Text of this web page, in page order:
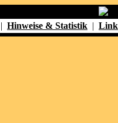
| Hinweise & Statistik |